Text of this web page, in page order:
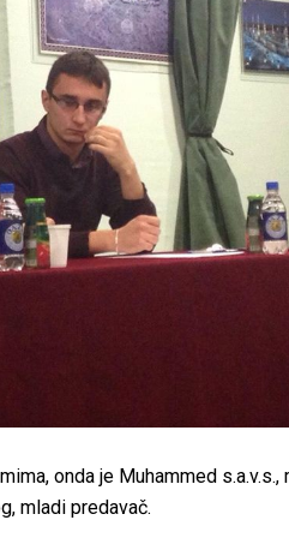
onda je Muhammed s.a.v.s.,
mladi predavač.